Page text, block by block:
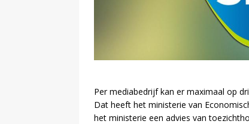
Per mediabedrijf kan er maximaal op
Dat heeft het ministerie van
het ministerie een advies van